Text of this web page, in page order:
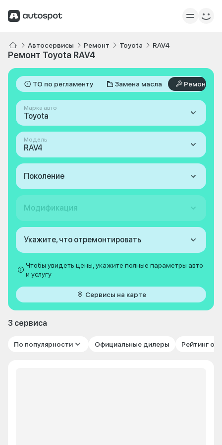
Автосервисы Ремонт Toyota RAV4
Ремонт Toyota RAV4
ТО по регламенту Замена масла Ремонт
Марка авто
Toyota
Модель
RAV4
Поколение
Модификация
Укажите, что отремонтировать
Чтобы увидеть цены, укажите полные параметры авто
и услугу
Сервисы на карте
3 сервиса
По популярности Официальные дилеры Рейтинг